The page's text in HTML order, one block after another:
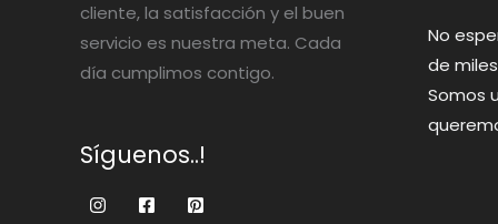
cliente, la satisfacción y el buen
servicio es nuestra meta. Cada
día cumplimos contigo.
Síguenos..!
No
de
Somos